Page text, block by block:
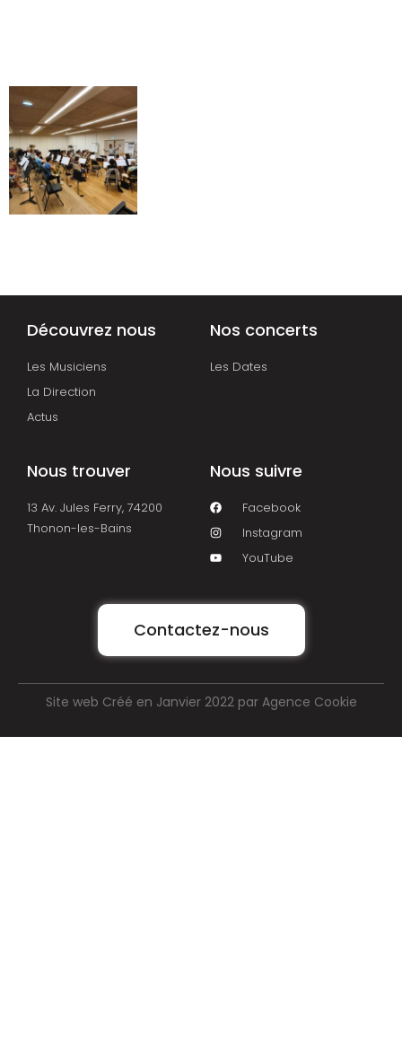
Découvrez nous
Les Musiciens
La Direction
Actus
Nos concerts
Les Dates
Nous trouver
13 Av. Jules Ferry, 74200
Thonon-les-Bains
Nous suivre
Facebook
Instagram
YouTube
Contactez-nous
Site web Créé en Janvier 2022 par Agence Cookie